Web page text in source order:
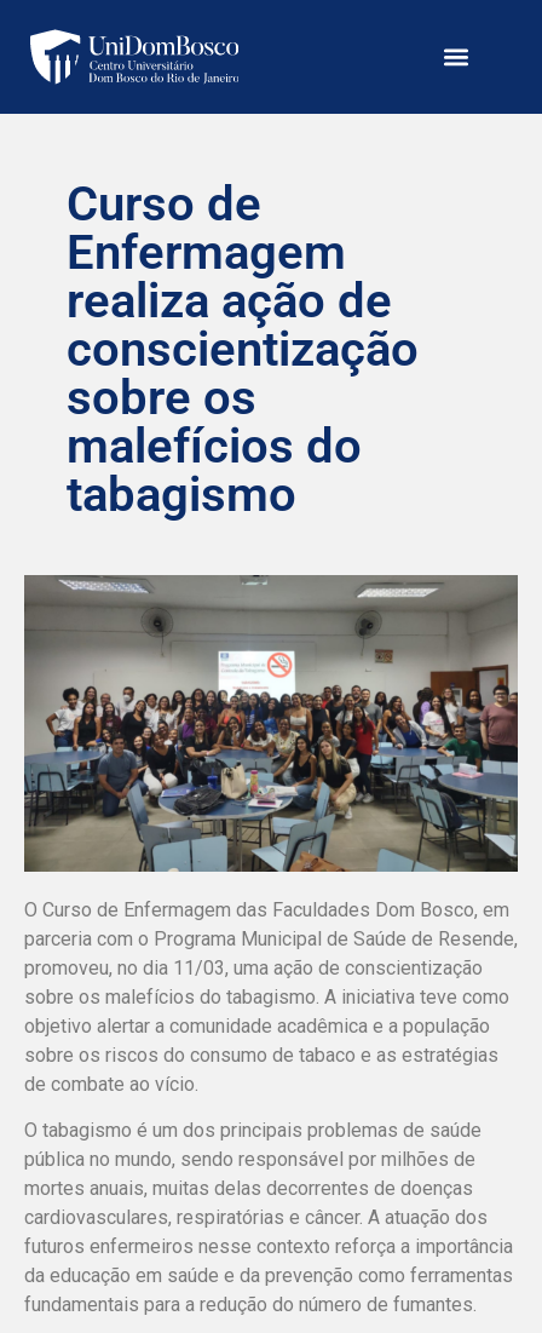
Curso de
Enfermagem
realiza ação de
conscientização
sobre os
malefícios do
tabagismo
O Curso de Enfermagem das Faculdades Dom Bosco, em
parceria com o Programa Municipal de Saúde de Resende,
promoveu, no dia 11/03, uma ação de conscientização
sobre os malefícios do tabagismo. A iniciativa teve como
objetivo alertar a comunidade acadêmica e a população
sobre os riscos do consumo de tabaco e as estratégias
de combate ao vício.
O tabagismo é um dos principais problemas de saúde
pública no mundo, sendo responsável por milhões de
mortes anuais, muitas delas decorrentes de doenças
cardiovasculares, respiratórias e câncer. A atuação dos
futuros enfermeiros nesse contexto reforça a importância
da educação em saúde e da prevenção como ferramentas
fundamentais para a redução do número de fumantes.